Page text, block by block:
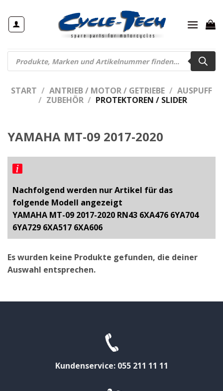
Inhalt
springen
Products
search
START / ANTRIEB / MOTOR / GETRIEBE / AUSPUFF
/ ZUBEHÖR / PROTEKTOREN / SLIDER
YAMAHA MT-09 2017-2020
Nachfolgend werden nur Artikel für das
folgende Modell angezeigt
YAMAHA MT-09 2017-2020 RN43 6XA476 6YA704
6YA729 6XA517 6XA606
Es wurden keine Produkte gefunden, die deiner
Auswahl entsprechen.
Kundenservice: 055 211 11 11